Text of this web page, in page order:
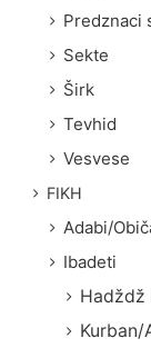
Predznaci
Sekte
Širk
Tevhid
Vesvese
FIKH
Adabi/
Ibadeti
Hadždž
Kurban/